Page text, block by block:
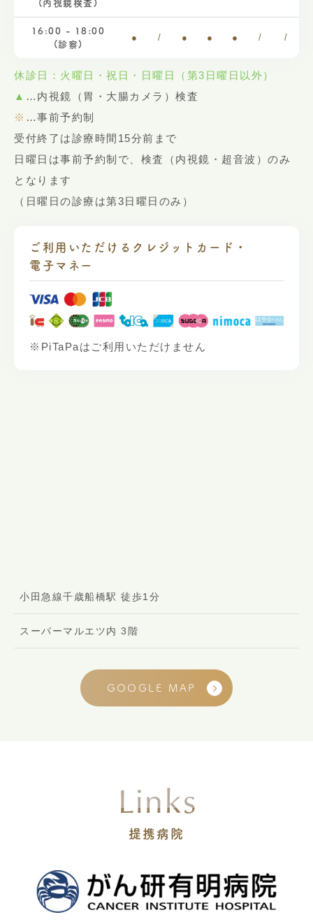
(内視鏡検査)
16:00 - 18:00
(診察)
● / ● ● ● / /
休診日：火曜日・祝日・日曜日（第3日曜日以外）
▲ …内視鏡（胃・大腸カメラ）検査
※ …事前予約制
受付終了は診療時間15分前まで
日曜日は事前予約制で、検査（内視鏡・超音波）のみ
となります
（日曜日の診療は第3日曜日のみ）
ご利用いただけるクレジットカード・
電子マネー
※PiTaPaはご利用いただけません
小田急線千歳船橋駅 徒歩1分
スーパーマルエツ内 3階
GOOGLE MAP
Links
提携病院